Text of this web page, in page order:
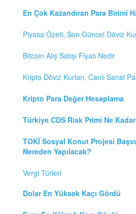
En Çok Kazandıran Para Birimi
Piyasa Özeti, Son Güncel Döviz
Bitcoin Alış Satışı Fiyatı Nedir
Kripto Döviz Kurları, Canlı Sanal
Kripto Para Değer Hesaplama
Türkiye CDS Risk Primi Ne
TOKİ Sosyal Konut Projesi
Nereden Yapılacak?
Vergi Türleri
Dolar En Yüksek Kaçı Gördü